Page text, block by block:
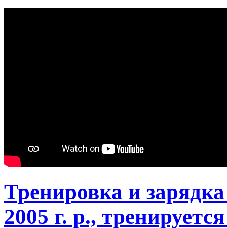
Тренировка и
2005 г. р.,